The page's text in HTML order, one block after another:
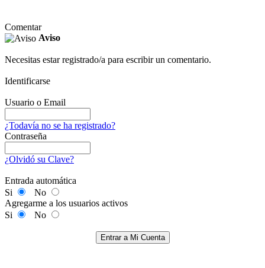
Comentar
Aviso
Necesitas estar registrado/a para escribir un comentario.
Identificarse
Usuario o Email
¿Todavía no se ha registrado?
Contraseña
¿Olvidó su Clave?
Entrada automática
Si
No
Agregarme a los usuarios activos
Si
No
Entrar a Mi Cuenta